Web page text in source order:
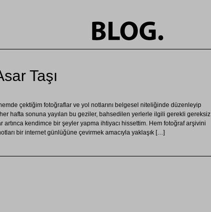
Taşı
çektiğim fotoğraflar ve yol notlarını belgesel niteliğinde düzenleyip
hafta sonuna yayılan bu geziler, bahsedilen yerlerle ilgili gerekli gereksiz
artınca kendimce bir şeyler yapma ihtiyacı hissettim. Hem fotoğraf arşivini
bir internet günlüğüne çevirmek amacıyla yaklaşık […]